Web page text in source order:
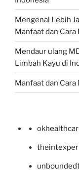
Mengenal Lebih
Manfaat dan Cara
Mendaur ulang
Limbah Kayu di
Manfaat dan